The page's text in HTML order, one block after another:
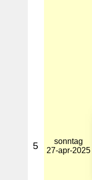
5
sonntag
27-apr-2025